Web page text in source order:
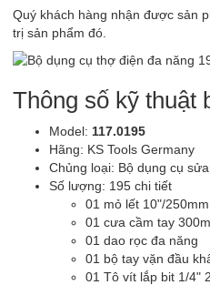
Quý khách hàng nhận được sản
trị sản phẩm đó.
Thông số kỹ thuật
Model: 117.0195
Hãng: KS Tools Germany
Chủng loại: Bộ dụng cụ
Số lượng: 195 chi tiết
01 mỏ lết 10"/250mm
01 cưa cầm tay
01 dao rọc đa năng
01 bộ tay vặn đầu
01 Tô vít lắp bit 1/4"